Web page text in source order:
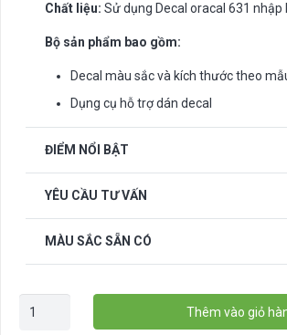
Chất liệu: Sử dụng Decal oracal 631 nhập
Bộ sản phẩm bao gồm:
Decal màu sắc và kích thước theo
Dụng cụ hỗ trợ dán decal
ĐIỂM NỔI BẬT
YÊU CẦU TƯ VẤN
MÀU SẮC SẴN CÓ
Decal
Thêm vào giỏ